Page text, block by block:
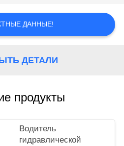
ДАННЫЕ!
ДЕТАЛИ
продукты
Водитель
гидравлической